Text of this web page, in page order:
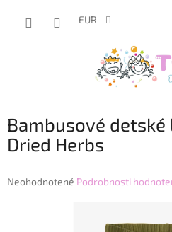
EUR
Bambusové
Dried Herbs
Priemerné
Neohodnotené Podrobnosti